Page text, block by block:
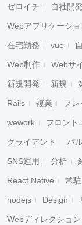
ゼロイチ 自社開発
Webアプリケーショ
在宅勤務 vue
Web制作 Webサ
新規開発 新規
Rails 複業 フレ
wework フロント
クライアント パ
SNS運用 分析
React Native 常駐
nodejs Design
Webディレクション